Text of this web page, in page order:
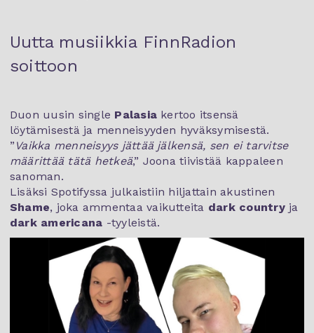
Uutta musiikkia FinnRadion
soittoon
Duon uusin single Palasia kertoo itsensä
löytämisestä ja menneisyyden hyväksymisestä.
” Vaikka menneisyys jättää jälkensä, sen ei tarvitse
määrittää tätä hetkeä,” Joona tiivistää kappaleen
sanoman.
Lisäksi Spotifyssa julkaistiin hiljattain akustinen
Shame, joka ammentaa vaikutteita dark countryja
dark americana -tyyleistä.